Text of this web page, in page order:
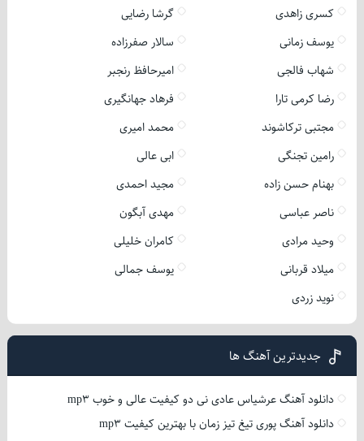
کسری زاهدی
گرشا رضایی
یوسف زمانی
سالار صفرزاده
شهاب فالجی
امیرحافظ رنجبر
رضا کرمی تارا
فرهاد جهانگیری
مجتبی ترکاشوند
محمد امیری
رامین تجنگی
ابی عالی
بهنام حسن زاده
مجید احمدی
ناصر عباسی
مهدی آبگون
وحید مرادی
کامران خلیلی
میلاد قربانی
یوسف جمالی
نوید زردی
جدیدترین آهنگ ها
دانلود آهنگ عرشیاس عادی نی دو کیفیت عالی و خوب mp3
دانلود آهنگ پوری تیغ تیز زمان با بهترین کیفیت mp3